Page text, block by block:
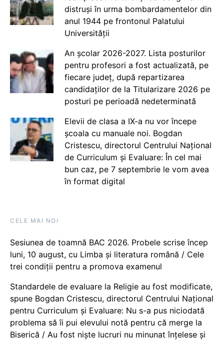
distruși în urma bombardamentelor din
anul 1944 pe frontonul Palatului
Universității
An școlar 2026-2027. Lista posturilor
pentru profesori a fost actualizată, pe
fiecare județ, după repartizarea
candidaților de la Titularizare 2026 pe
posturi pe perioadă nedeterminată
Elevii de clasa a IX-a nu vor începe
școala cu manuale noi. Bogdan
Cristescu, directorul Centrului Național
de Curriculum și Evaluare: În cel mai
bun caz, pe 7 septembrie le vom avea
în format digital
CELE MAI NOI
Sesiunea de toamnă BAC 2026. Probele scrise încep
luni, 10 august, cu Limba și literatura română / Cele
trei condiții pentru a promova examenul
Standardele de evaluare la Religie au fost modificate,
spune Bogdan Cristescu, directorul Centrului Național
pentru Curriculum și Evaluare: Nu s-a pus niciodată
problema să îi pui elevului notă pentru că merge la
Biserică / Au fost niște lucruri nu minunat înțelese și